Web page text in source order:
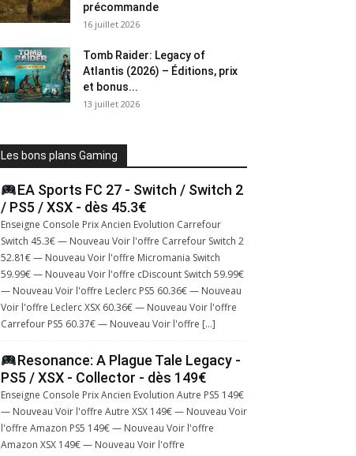
précommande
16 juillet 2026
Tomb Raider: Legacy of
Atlantis (2026) – Éditions, prix
et bonus...
13 juillet 2026
Les bons plans Gaming
EA Sports FC 27 - Switch / Switch 2
/ PS5 / XSX - dès 45.3€
Enseigne Console Prix Ancien Evolution Carrefour
Switch 45.3€ — Nouveau Voir l'offre Carrefour Switch 2
52.81€ — Nouveau Voir l'offre Micromania Switch
59.99€ — Nouveau Voir l'offre cDiscount Switch 59.99€
— Nouveau Voir l'offre Leclerc PS5 60.36€ — Nouveau
Voir l'offre Leclerc XSX 60.36€ — Nouveau Voir l'offre
Carrefour PS5 60.37€ — Nouveau Voir l'offre […]
Resonance: A Plague Tale Legacy -
PS5 / XSX - Collector - dès 149€
Enseigne Console Prix Ancien Evolution Autre PS5 149€
— Nouveau Voir l'offre Autre XSX 149€ — Nouveau Voir
l'offre Amazon PS5 149€ — Nouveau Voir l'offre
Amazon XSX 149€ — Nouveau Voir l'offre